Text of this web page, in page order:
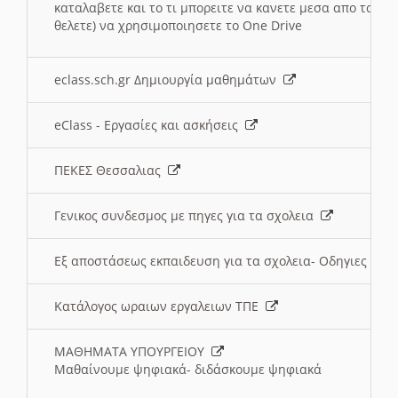
καταλαβετε και το τι μπορειτε να κανετε μεσα απο το
θελετε) να χρησιμοποιησετε το One Drive
eclass.sch.gr Δημιουργία μαθημάτων
eClass - Εργασίες και ασκήσεις
ΠΕΚΕΣ Θεσσαλιας
Γενικος συνδεσμος με πηγες για τα σχολεια
Εξ αποστάσεως εκπαιδευση για τα σχολεια- Οδηγιες
Κατάλογος ωραιων εργαλειων ΤΠΕ
ΜΑΘΗΜΑΤΑ ΥΠΟΥΡΓΕΙΟΥ
Μαθαίνουμε ψηφιακά- διδάσκουμε ψηφιακά